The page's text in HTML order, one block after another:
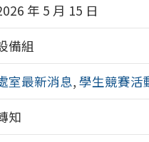
年 5 月 15 日
備組
室最新消息, 學生競賽活
知